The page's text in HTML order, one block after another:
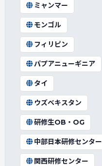
ミャンマー
モンゴル
フィリピン
パプアニューギニア
タイ
ウズベキスタン
研修生OB・OG
中部日本研修センター
関西研修センター